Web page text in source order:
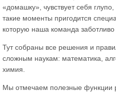
«домашку», чувствует себя
такие моменты пригодится
которую наша команда заботливо
Тут собраны все решения и
сложным наукам: математика,
химия.
Мы отмечаем полезные функции